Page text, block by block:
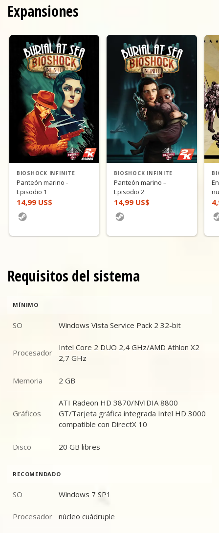
Expansiones
BIOSHOCK INFINITE
Panteón marino -
Episodio 1
14,99 US$
BIOSHOCK INFINITE
Panteón marino –
Episodio 2
14,99 US$
Requisitos del sistema
MÍNIMO
SO SO
Windows Vista Service Pack 2 32-bit
Procesador Procesador
Intel Core 2 DUO 2,4 GHz/AMD Athlon X2
2,7 GHz
Memoria Memoria
2 GB
Gráficos Gráficos
ATI Radeon HD 3870/NVIDIA 8800
GT/Tarjeta gráfica integrada Intel HD 3000
compatible con DirectX 10
Disco Disco
20 GB libres
RECOMENDADO
SO SO
Windows 7 SP1
Procesador Procesador
núcleo cuádruple